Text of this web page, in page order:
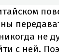
не
с ней.